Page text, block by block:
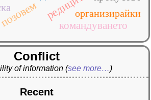
командуването
организирайки
Conflict
of information (see more…)
Recent